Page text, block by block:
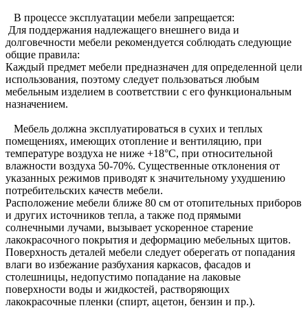
В процессе эксплуатации мебели запрещается:
Для поддержания надлежащего внешнего вида и
долговечности мебели рекомендуется соблюдать следующие
общие правила:
Каждый предмет мебели предназначен для определенной цели
использования, поэтому следует пользоваться любым
мебельным изделием в соответствии с его функциональным
назначением.
Мебель должна эксплуатироваться в сухих и теплых
помещениях, имеющих отопление и вентиляцию, при
температуре воздуха не ниже +18°C, при относительной
влажности воздуха 50-70%. Существенные отклонения от
указанных режимов приводят к значительному ухудшению
потребительских качеств мебели.
Расположение мебели ближе 80 см от отопительных приборов
и других источников тепла, а также под прямыми
солнечными лучами, вызывает ускоренное старение
лакокрасочного покрытия и деформацию мебельных щитов.
Поверхность деталей мебели следует оберегать от попадания
влаги во избежание разбухания каркасов, фасадов и
столешницы, недопустимо попадание на лаковые
поверхности воды и жидкостей, растворяющих
лакокрасочные пленки (спирт, ацетон, бензин и пр.).